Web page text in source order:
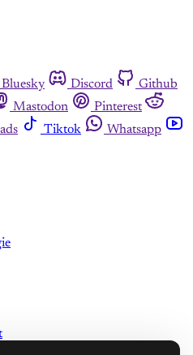
Bluesky Discord
Github
Mastodon
Pinterest
Tiktok
Whatsapp